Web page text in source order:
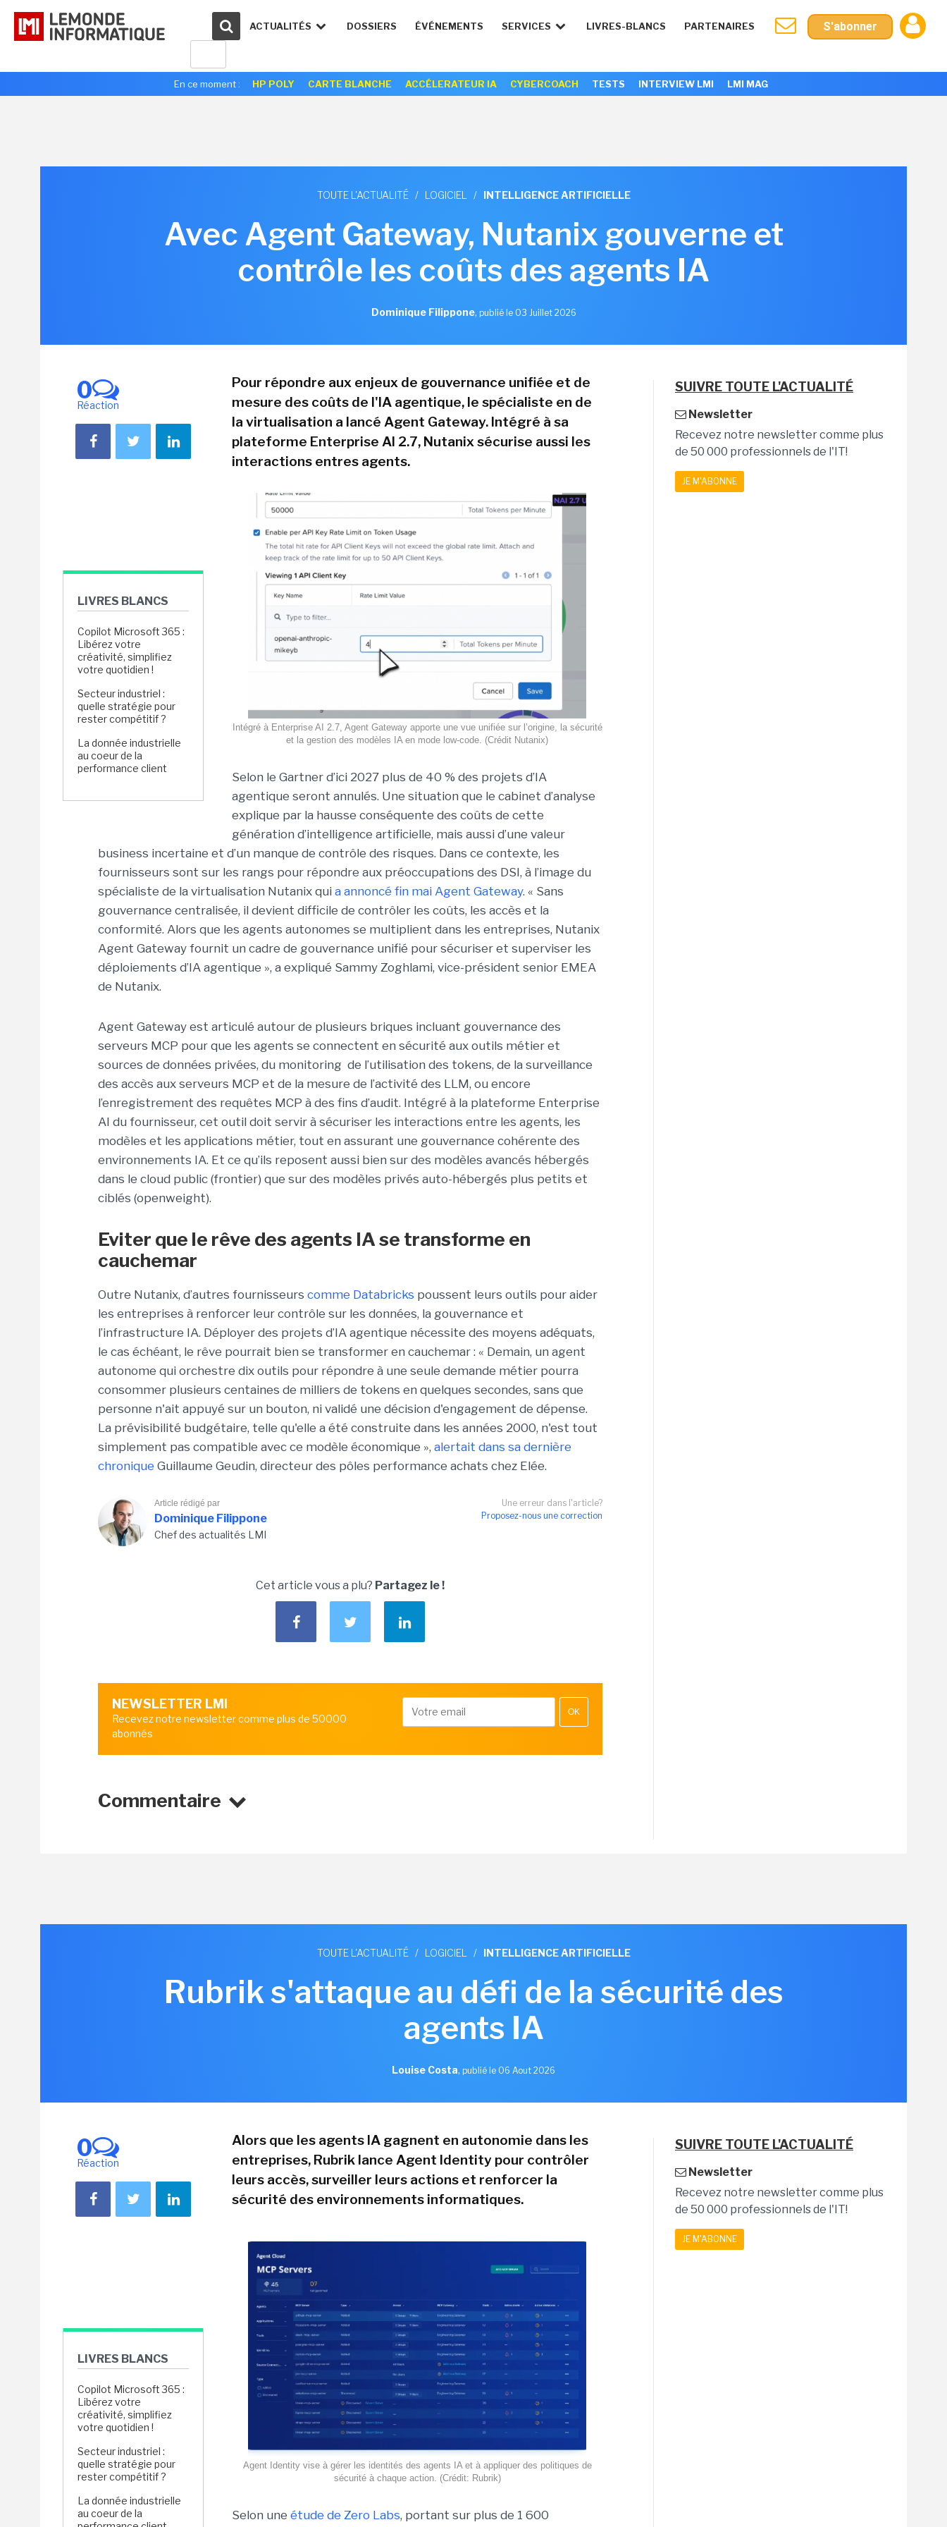
ACTUALITÉS DOSSIERS ÉVÉNEMENTS SERVICES LIVRES-BLANCS PARTENAIRES S'abonner
En ce moment : HP POLY CARTE BLANCHE ACCÉLERATEUR IA CYBERCOACH TESTS INTERVIEW LMI LMI MAG
TOUTE L'ACTUALITÉ / LOGICIEL / INTELLIGENCE ARTIFICIELLE
Avec Agent Gateway, Nutanix gouverne et
contrôle les coûts des agents IA
Dominique Filippone, publié le 03 Juillet 2026
0
Réaction
LIVRES BLANCS
Copilot Microsoft 365 :
Libérez votre
créativité, simplifiez
votre quotidien !
Secteur industriel :
quelle stratégie pour
rester compétitif ?
La donnée industrielle
au coeur de la
performance client
Pour répondre aux enjeux de gouvernance unifiée et de
mesure des coûts de l'IA agentique, le spécialiste en de
la virtualisation a lancé Agent Gateway. Intégré à sa
plateforme Enterprise AI 2.7, Nutanix sécurise aussi les
interactions entres agents.
Intégré à Enterprise AI 2.7, Agent Gateway apporte une vue unifiée sur l’origine, la sécurité
et la gestion des modèles IA en mode low-code. (Crédit Nutanix)
Selon le Gartner d’ici 2027 plus de 40 % des projets d’IA
agentique seront annulés. Une situation que le cabinet d’analyse
explique par la hausse conséquente des coûts de cette
génération d’intelligence artificielle, mais aussi d’une valeur
business incertaine et d’un manque de contrôle des risques. Dans ce contexte, les
fournisseurs sont sur les rangs pour répondre aux préoccupations des DSI, à l’image du
spécialiste de la virtualisation Nutanix qui a annoncé fin mai Agent Gateway. « Sans
gouvernance centralisée, il devient difficile de contrôler les coûts, les accès et la
conformité. Alors que les agents autonomes se multiplient dans les entreprises, Nutanix
Agent Gateway fournit un cadre de gouvernance unifié pour sécuriser et superviser les
déploiements d’IA agentique », a expliqué Sammy Zoghlami, vice-président senior EMEA
de Nutanix.
Agent Gateway est articulé autour de plusieurs briques incluant gouvernance des
serveurs MCP pour que les agents se connectent en sécurité aux outils métier et
sources de données privées, du monitoring de l’utilisation des tokens, de la surveillance
des accès aux serveurs MCP et de la mesure de l’activité des LLM, ou encore
l’enregistrement des requêtes MCP à des fins d’audit. Intégré à la plateforme Enterprise
AI du fournisseur, cet outil doit servir à sécuriser les interactions entre les agents, les
modèles et les applications métier, tout en assurant une gouvernance cohérente des
environnements IA. Et ce qu’ils reposent aussi bien sur des modèles avancés hébergés
dans le cloud public (frontier) que sur des modèles privés auto-hébergés plus petits et
ciblés (openweight).
Eviter que le rêve des agents IA se transforme en
cauchemar
Outre Nutanix, d’autres fournisseurs comme Databricks poussent leurs outils pour aider
les entreprises à renforcer leur contrôle sur les données, la gouvernance et
l’infrastructure IA. Déployer des projets d’IA agentique nécessite des moyens adéquats,
le cas échéant, le rêve pourrait bien se transformer en cauchemar : « Demain, un agent
autonome qui orchestre dix outils pour répondre à une seule demande métier pourra
consommer plusieurs centaines de milliers de tokens en quelques secondes, sans que
personne n'ait appuyé sur un bouton, ni validé une décision d'engagement de dépense.
La prévisibilité budgétaire, telle qu'elle a été construite dans les années 2000, n'est tout
simplement pas compatible avec ce modèle économique », alertait dans sa dernière
chronique Guillaume Geudin, directeur des pôles performance achats chez Elée.
Une erreur dans l'article?
Proposez-nous une correction
Article rédigé par
Dominique Filippone
Chef des actualités LMI
Cet article vous a plu? Partagez le !
NEWSLETTER LMI
Recevez notre newsletter comme plus de 50000
abonnés
OK
Commentaire
SUIVRE TOUTE L'ACTUALITÉ
Newsletter
Recevez notre newsletter comme plus
de 50 000 professionnels de l'IT!
JE M'ABONNE
TOUTE L'ACTUALITÉ / LOGICIEL / INTELLIGENCE ARTIFICIELLE
Rubrik s'attaque au défi de la sécurité des
agents IA
Louise Costa, publié le 06 Aout 2026
0
Réaction
LIVRES BLANCS
Copilot Microsoft 365 :
Libérez votre
créativité, simplifiez
votre quotidien !
Secteur industriel :
quelle stratégie pour
rester compétitif ?
La donnée industrielle
au coeur de la
Alors que les agents IA gagnent en autonomie dans les
entreprises, Rubrik lance Agent Identity pour contrôler
leurs accès, surveiller leurs actions et renforcer la
sécurité des environnements informatiques.
Agent Identity vise à gérer les identités des agents IA et à appliquer des politiques de
sécurité à chaque action. (Crédit: Rubrik)
Selon une étude de Zero Labs, portant sur plus de 1 600
SUIVRE TOUTE L'ACTUALITÉ
Newsletter
Recevez notre newsletter comme plus
de 50 000 professionnels de l'IT!
JE M'ABONNE